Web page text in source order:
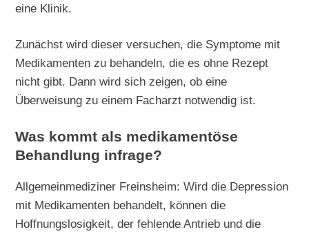
eine Klinik.
Zunächst wird dieser versuchen, die Symptome mit
Medikamenten zu behandeln, die es ohne Rezept
nicht gibt. Dann wird sich zeigen, ob eine
Überweisung zu einem Facharzt notwendig ist.
Was kommt als medikamentöse
Behandlung infrage?
Allgemeinmediziner Freinsheim: Wird die Depression
mit Medikamenten behandelt, können die
Hoffnungslosigkeit, der fehlende Antrieb und die